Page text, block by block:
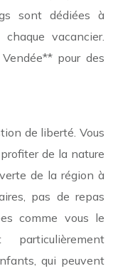
sont dédiées à
vacancier.
pour des
de liberté. Vous
de la nature
de la région à
pas de repas
comme vous le
qui peuvent